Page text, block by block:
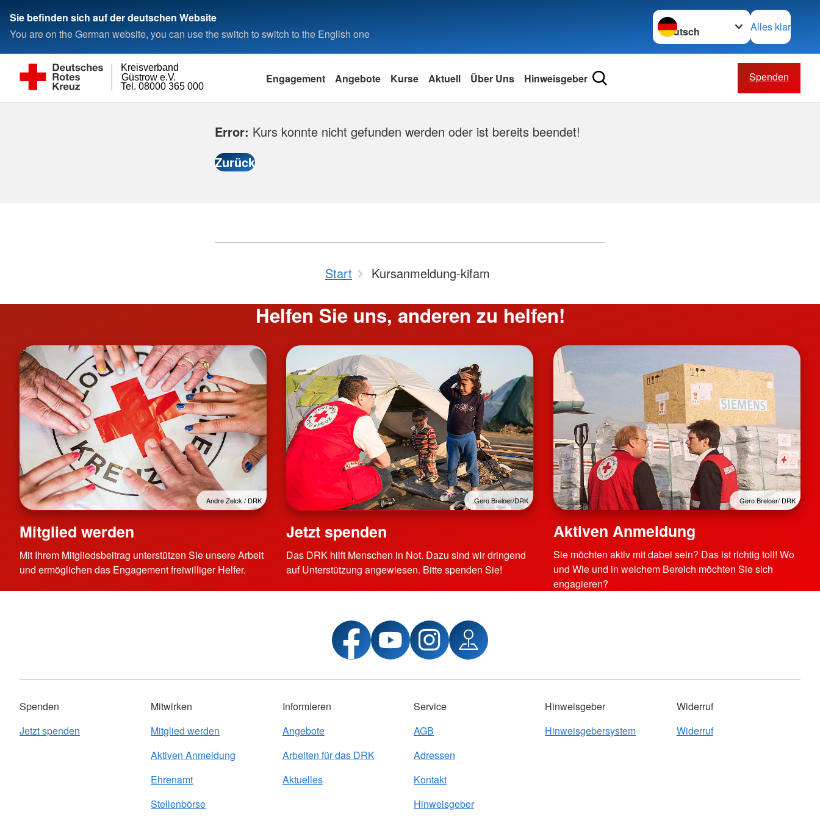
Sie befinden sich auf der deutschen Website
You are on the German website, you can use the switch to switch to the English one
Sprache wechseln zu
Alles klar
Tel. 08000 365 000
Güstrow e.V.
Kreisverband
Engagement Angebote Kurse Aktuell Über Uns Hinweisgeber Spenden
Error: Kurs konnte nicht gefunden werden oder ist bereits beendet!
Start Kursanmeldung-kifam
Helfen Sie uns, anderen zu helfen!
Andre Zelck / DRK
Mitglied werden
Mit Ihrem Mitgliedsbeitrag unterstützen Sie unsere Arbeit
und ermöglichen das Engagement freiwilliger Helfer.
Gero Breloer/DRK
Jetzt spenden
Das DRK hilft Menschen in Not. Dazu sind wir dringend
auf Unterstützung angewiesen. Bitte spenden Sie!
Gero Breloer/ DRK
Aktiven Anmeldung
Sie möchten aktiv mit dabei sein? Das ist richtig toll! Wo
und Wie und in welchem Bereich möchten Sie sich
engagieren?
Spenden
Jetzt spenden
Mitwirken
Mitglied werden
Aktiven Anmeldung
Ehrenamt
Stellenbörse
Informieren
Angebote
Arbeiten für das DRK
Aktuelles
Service
AGB
Adressen
Kontakt
Hinweisgeber
Hinweisgeber
Hinweisgebersystem
Widerruf
Widerruf